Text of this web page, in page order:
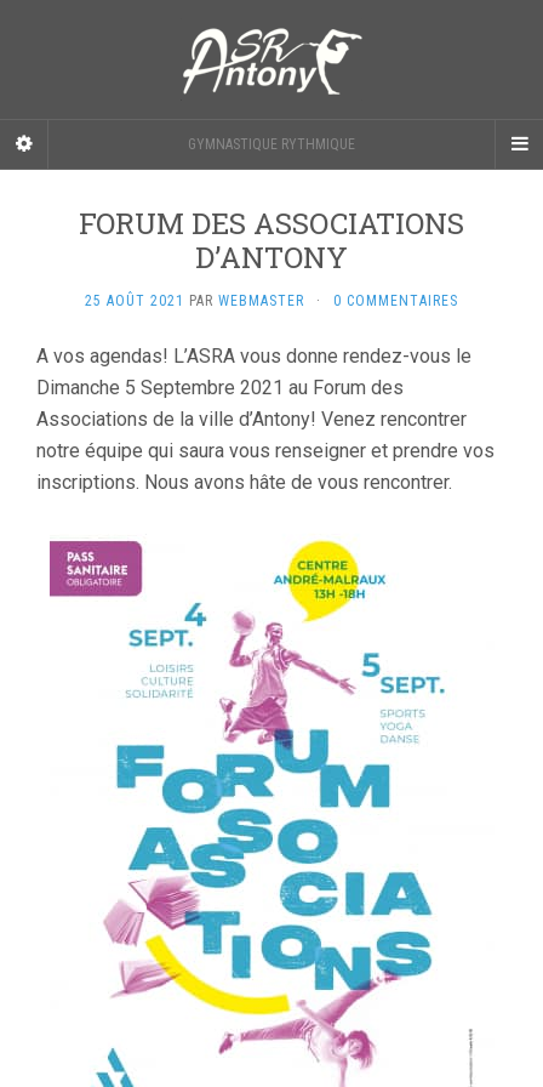
GYMNASTIQUE RYTHMIQUE
FORUM DES ASSOCIATIONS
D’ANTONY
25 AOÛT 2021 PAR WEBMASTER · 0 COMMENTAIRES
A vos agendas! L’ASRA vous donne rendez-vous le
Dimanche 5 Septembre 2021 au Forum des
Associations de la ville d’Antony! Venez rencontrer
notre équipe qui saura vous renseigner et prendre vos
inscriptions. Nous avons hâte de vous rencontrer.